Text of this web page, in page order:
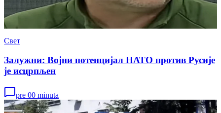
Свет
Залужни: Војни потенцијал НАТО против Русије
је исцрпљен
pre 00 minuta